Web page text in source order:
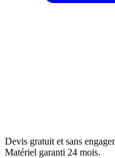
Devis gratuit et sans
Matériel garanti 24 mois.